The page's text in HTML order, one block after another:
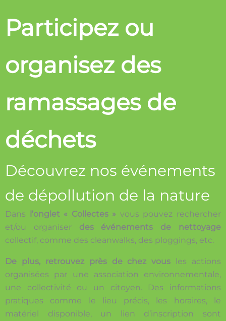
Participez ou
organisez des
ramassages de
déchets
Découvrez nos événements
de dépollution de la nature
Dans l’onglet « Collectes » vous pouvez rechercher
et/ou organiser des événements de nettoyage
collectif, comme des cleanwalks, des ploggings, etc.
De plus, retrouvez près de chez vous les actions
organisées par une association environnementale,
une collectivité ou un citoyen. Des informations
pratiques comme le lieu précis, les horaires, le
matériel disponible, un lien d’inscription sont